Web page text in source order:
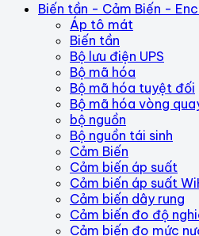
Biến tần - Cảm Biến -
Áp tô mát
Biến tần
Bộ lưu điện UPS
Bộ mã hóa
Bộ mã hóa tuyệt đối
Bộ mã hóa vòng
bộ nguồn
Bộ nguồn tái sinh
Cảm Biến
Cảm biến áp suất
Cảm biến áp suất
Cảm biến dây rung
Cảm biến đo độ
Cảm biến đo mức